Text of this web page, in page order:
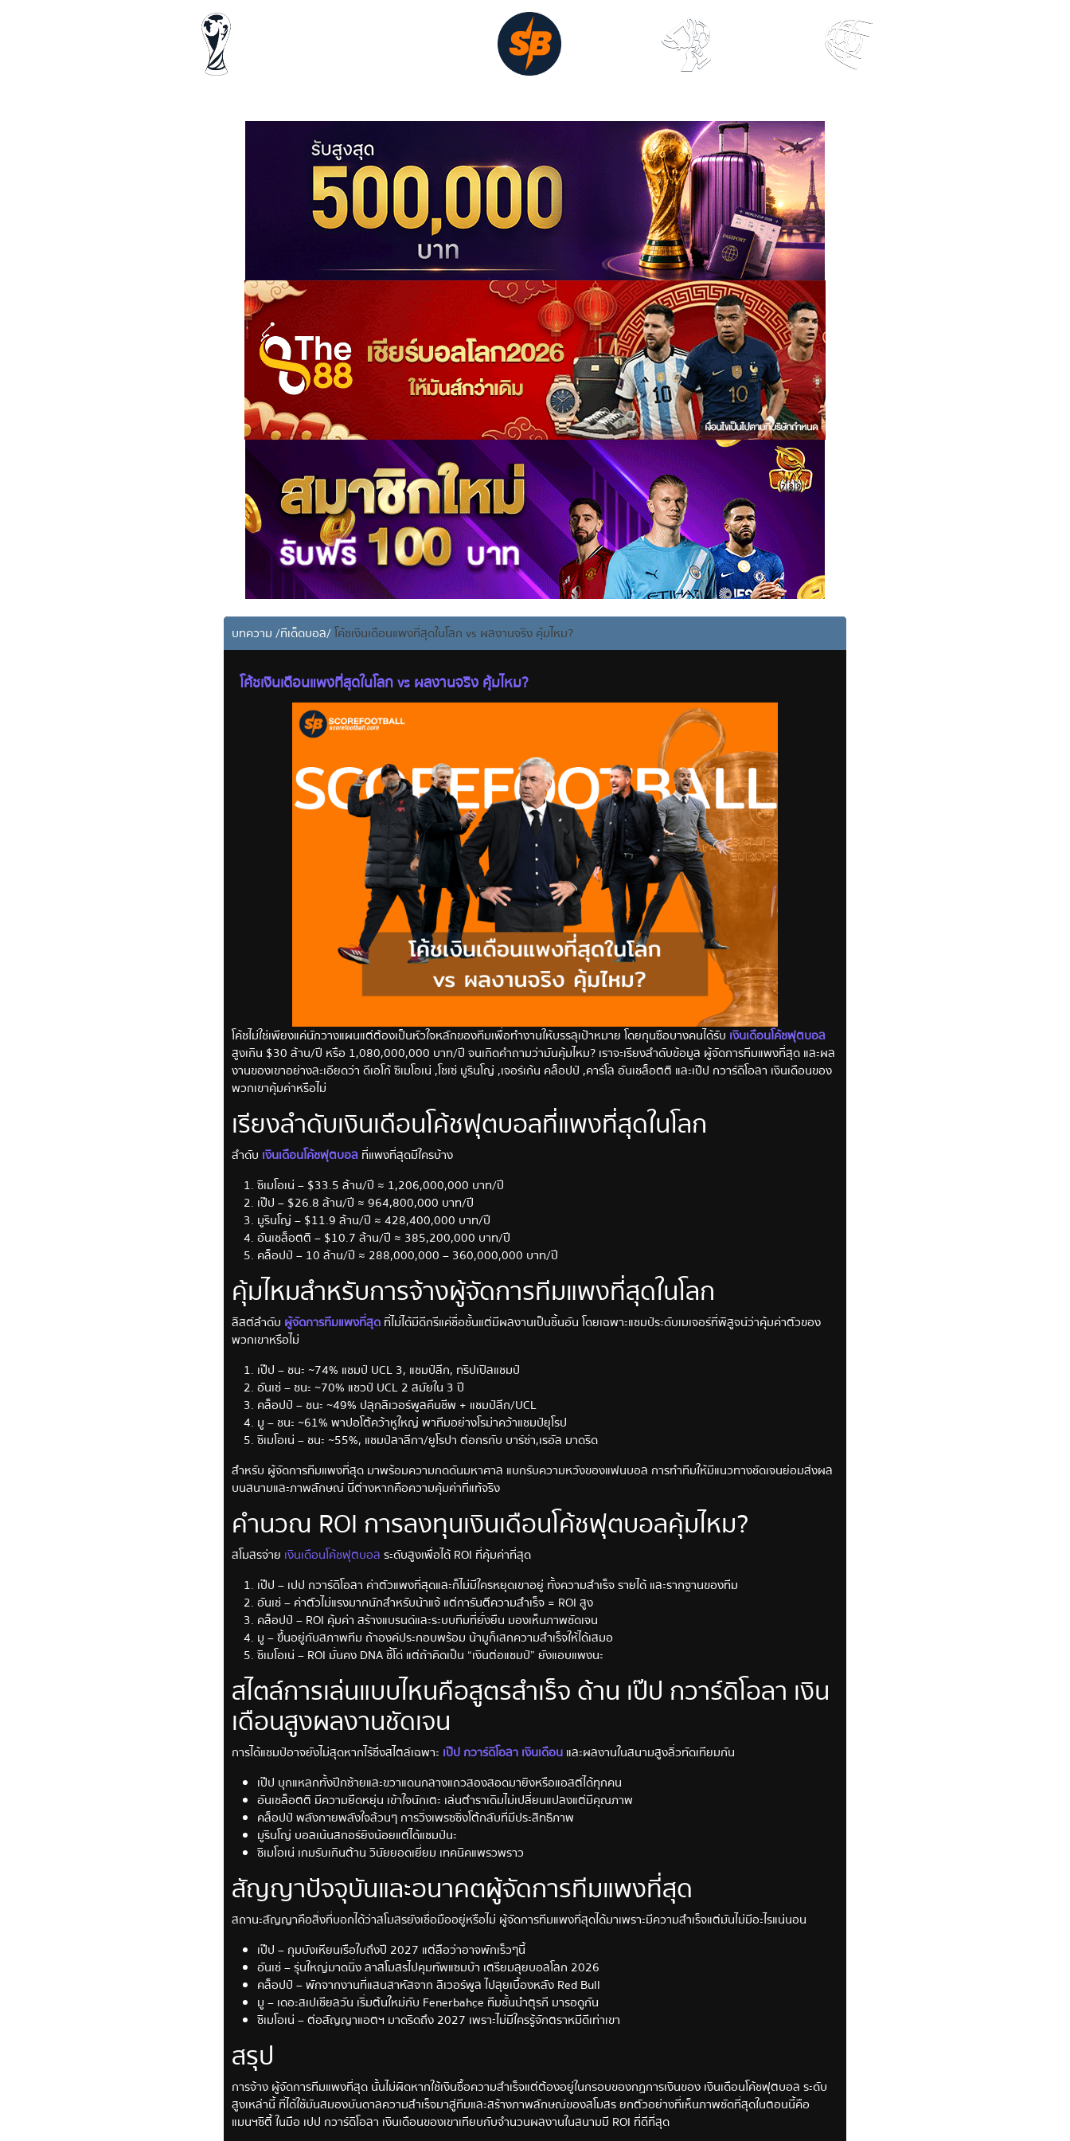
บทความ /ทีเด็ดบอล/โค้ชเงินเดือนแพงที่สุดในโลก vs ผลงานจริง คุ้มไหม?
โค้ชเงินเดือนแพงที่สุดในโลก vs ผลงานจริง คุ้มไหม?
โค้ชไม่ใช่เพียงแค่นักวางแผนแต่ต้องเป็นหัวใจหลักของทีมเพื่อทำงานให้บรรลุเป้าหมาย โดยกุนซือบางคนได้รับ เงินเดือนโค้ชฟุตบอล
สูงเกิน $30 ล้าน/ปี หรือ 1,080,000,000 บาท/ปี จนเกิดคำถามว่ามันคุ้มไหม? เราจะเรียงลำดับข้อมูล ผู้จัดการทีมแพงที่สุด และผล
งานของเขาอย่างละเอียดว่า ดีเอโก้ ซิเมโอเน่ ,โชเซ่ มูรินโญ่ ,เจอร์เก้น คล็อปป์ ,คาร์โล อันเชล็อตติ และเป๊ป กวาร์ดิโอลา เงินเดือนของ
พวกเขาคุ้มค่าหรือไม่
เรียงลำดับเงินเดือนโค้ชฟุตบอลที่แพงที่สุดในโลก
ลำดับ เงินเดือนโค้ชฟุตบอล ที่แพงที่สุดมีใครบ้าง
ซิเมโอเน่ – $33.5 ล้าน/ปี ≈ 1,206,000,000 บาท/ปี
เป๊ป – $26.8 ล้าน/ปี ≈ 964,800,000 บาท/ปี
มูรินโญ่ – $11.9 ล้าน/ปี ≈ 428,400,000 บาท/ปี
อันเชล็อตติ – $10.7 ล้าน/ปี ≈ 385,200,000 บาท/ปี
คล็อปป์ – 10 ล้าน/ปี ≈ 288,000,000 – 360,000,000 บาท/ปี
คุ้มไหมสำหรับการจ้างผู้จัดการทีมแพงที่สุดในโลก
ลิสต์ลำดับ ผู้จัดการทีมแพงที่สุดที่ไม่ได้มีดีกรีแค่ชื่อชั้นแต่มีผลงานเป็นชิ้นอัน โดยเฉพาะแชมป์ระดับเมเจอร์ที่พิสูจน์ว่าคุ้มค่าตัวของ
พวกเขาหรือไม่
เป๊ป – ชนะ ~74% แชมป์ UCL 3, แชมป์ลีก, ทริปเปิลแชมป์
อันเช่ – ชนะ ~70% แชวป์ UCL 2 สมัยใน 3 ปี
คล็อปป์ – ชนะ ~49% ปลุกลิเวอร์พูลคืนชีพ + แชมป์ลีก/UCL
มู – ชนะ ~61% พาปอโต้คว้าหูใหญ่ พาทีมอย่างโรม่าคว้าแชมป์ยุโรป
ซิเมโอเน่ – ชนะ ~55%, แชมป์ลาลีกา/ยูโรปา ต่อกรกับ บาร์ซ่า,เรอัล มาดริด
สำหรับ ผู้จัดการทีมแพงที่สุด มาพร้อมความกดดันมหาศาล แบกรับความหวังของแฟนบอล การทำทีมให้มีแนวทางชัดเจนย่อมส่งผล
บนสนามและภาพลักษณ์ นี่ต่างหากคือความคุ้มค่าที่แท้จริง
คำนวณ ROI การลงทุนเงินเดือนโค้ชฟุตบอลคุ้มไหม?
สโมสรจ่าย เงินเดือนโค้ชฟุตบอล ระดับสูงเพื่อได้ ROI ที่คุ้มค่าที่สุด
เป๊ป – เปป กวาร์ดิโอลา ค่าตัวแพงที่สุดและก็ไม่มีใครหยุดเขาอยู่ ทั้งความสำเร็จ รายได้ และรากฐานของทีม
อันเช่ – ค่าตัวไม่แรงมากนักสำหรับน้าแจ้ แต่การันตีความสำเร็จ = ROI สูง
คล็อปป์ – ROI คุ้มค่า สร้างแบรนด์และระบบทีมที่ยั่งยืน มองเห็นภาพชัดเจน
มู – ขึ้นอยู่กับสภาพทีม ถ้าองค์ประกอบพร้อม น้ามูก็เสกความสำเร็จให้ได้เสมอ
ซิเมโอเน่ – ROI มั่นคง DNA ชี้โด่ แต่ถ้าคิดเป็น “เงินต่อแชมป์” ยังแอบแพงนะ
สไตล์การเล่นแบบไหนคือสูตรสำเร็จ ด้าน เป๊ป กวาร์ดิโอลา เงิน
เดือนสูงผลงานชัดเจน
การได้แชมป์อาจยังไม่สุดหากไร้ซึ่งสไตล์เฉพาะ เป๊ป กวาร์ดิโอลา เงินเดือน และผลงานในสนามสูงลิ่วทัดเทียมกัน
เป๊ป บุกแหลกทั้งปีกซ้ายและขวาแดนกลางแถวสองสอดมายิงหรือแอสต์ได้ทุกคน
อันเชล็อตติ มีความยืดหยุ่น เข้าใจนักเตะ เล่นตำราเดิมไม่เปลี่ยนแปลงแต่มีคุณภาพ
คล็อปป์ พลังกายพลังใจล้วนๆ การวิ่งเพรซซิ่งโต้กลับที่มีประสิทธิภาพ
มูรินโญ่ บอลเน้นสกอร์ยิงน้อยแต่ได้แชมป์นะ
ซิเมโอเน่ เกมรับเกินต้าน วินัยยอดเยี่ยม เทคนิคแพรวพราว
สัญญาปัจจุบันและอนาคตผู้จัดการทีมแพงที่สุด
สถานะสัญญาคือสิ่งที่บอกได้ว่าสโมสรยังเชื่อมืออยู่หรือไม่ ผู้จัดการทีมแพงที่สุดได้มาเพราะมีความสำเร็จแต่มันไม่มีอะไรแน่นอน
เป๊ป – กุมบังเหียนเรือใบถึงปี 2027 แต่ลือว่าอาจพักเร็วๆนี้
อันเช่ – รุ่นใหญ่มาดนิ่ง ลาสโมสรไปคุมทัพแซมบ้า เตรียมลุยบอลโลก 2026
คล็อปป์ – พักจากงานที่แสนสาหัสจาก ลิเวอร์พูล ไปลุยเบื้องหลัง Red Bull
มู – เดอะสเปเชียลวัน เริ่มต้นใหม่กับ Fenerbahçe ทีมชั้นนำตุรกี มารอดูกัน
ซิเมโอเน่ – ต่อสัญญาแอตฯ มาดริดถึง 2027 เพราะไม่มีใครรู้จักตราหมีดีเท่าเขา
สรุป
การจ้าง ผู้จัดการทีมแพงที่สุด นั้นไม่ผิดหากใช้เงินซื้อความสำเร็จแต่ต้องอยู่ในกรอบของกฏการเงินของ เงินเดือนโค้ชฟุตบอล ระดับ
สูงเหล่านี้ ที่ได้ใช้มันสมองบันดาลความสำเร็จมาสู่ทีมและสร้างภาพลักษณ์ของสโมสร ยกตัวอย่างที่เห็นภาพชัดที่สุดในตอนนี้คือ
แมนฯซิตี้ ในมือ เปป กวาร์ดิโอลา เงินเดือนของเขาเทียบกับจำนวนผลงานในสนามมี ROI ที่ดีที่สุด